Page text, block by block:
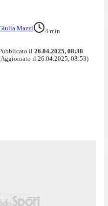
Mazzi 4 min
il 26.04.2025, 08:38
il 26.04.2025, 08:53)